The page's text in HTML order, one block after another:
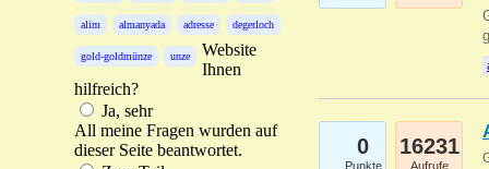
alim almanyada adresse degerloch
gold-goldmünze unze
Website
Ihnen
hilfreich?
Ja, sehr
All meine Fragen wurden auf
dieser Seite beantwortet.
0
Punkte
16231
Aufrufe